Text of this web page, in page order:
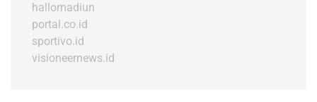
hallomadiun
portal.co.id
sportivo.id
visioneernews.id